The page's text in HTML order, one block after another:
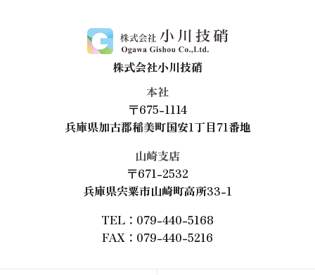
株式会社小川技硝
本社
〒675-1114
兵庫県加古郡稲美町国安1丁目71番地
山崎支店
〒671-2532
兵庫県宍粟市山崎町高所33-1
TEL：079-440-5168
FAX：079-440-5216